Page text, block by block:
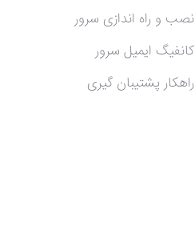
نصب و راه اندازی سرور
کانفیگ ایمیل سرور
راهکار پشتیبان گیری